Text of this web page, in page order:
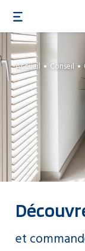
contenu
principal
Accueil Conseil
et